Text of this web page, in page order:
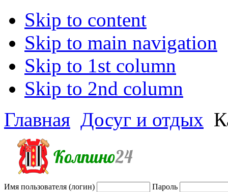
Skip to content
Skip to main navigation
Skip to 1st column
Skip to 2nd column
Главная Досуг и отдых
Имя пользователя (логин)
Пароль